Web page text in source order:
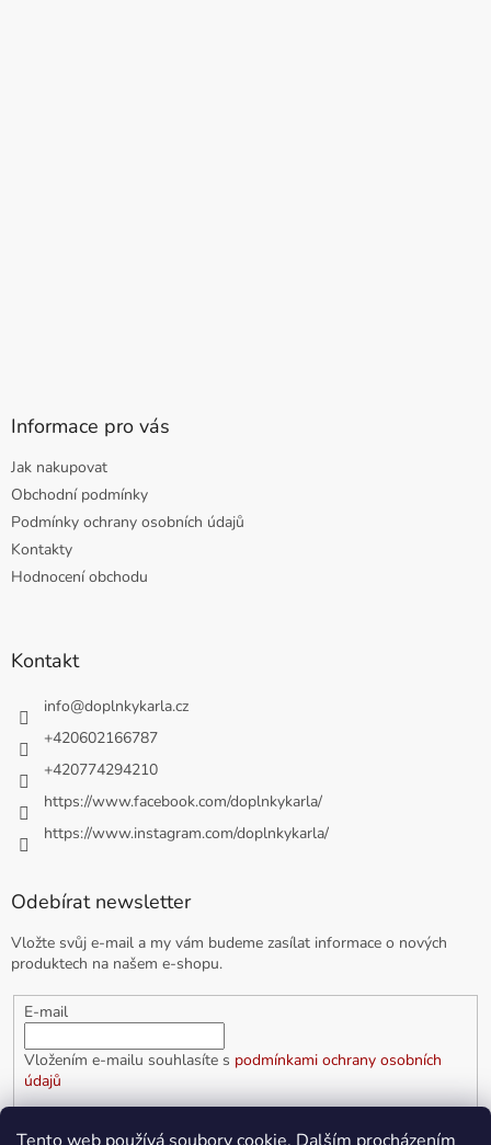
Informace pro vás
Jak nakupovat
Obchodní podmínky
Podmínky ochrany osobních údajů
Kontakty
Hodnocení obchodu
Kontakt
info@doplnkykarla.cz
+420602166787
+420774294210
https://www.facebook.com/doplnkykarla/
https://www.instagram.com/doplnkykarla/
Odebírat newsletter
Vložte svůj e-mail a my vám budeme zasílat informace o nových
produktech na našem e-shopu.
E-mail
Vložením e-mailu souhlasíte s podmínkami ochrany osobních
údajů
PŘIHLÁSIT SE